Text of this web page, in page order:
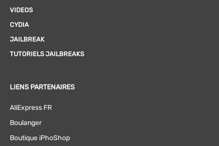
VIDEOS
CYDIA
JAILBREAK
TUTORIELS JAILBREAKS
LIENS PARTENAIRES
AliExpress FR
Boulanger
Boutique iPhoShop